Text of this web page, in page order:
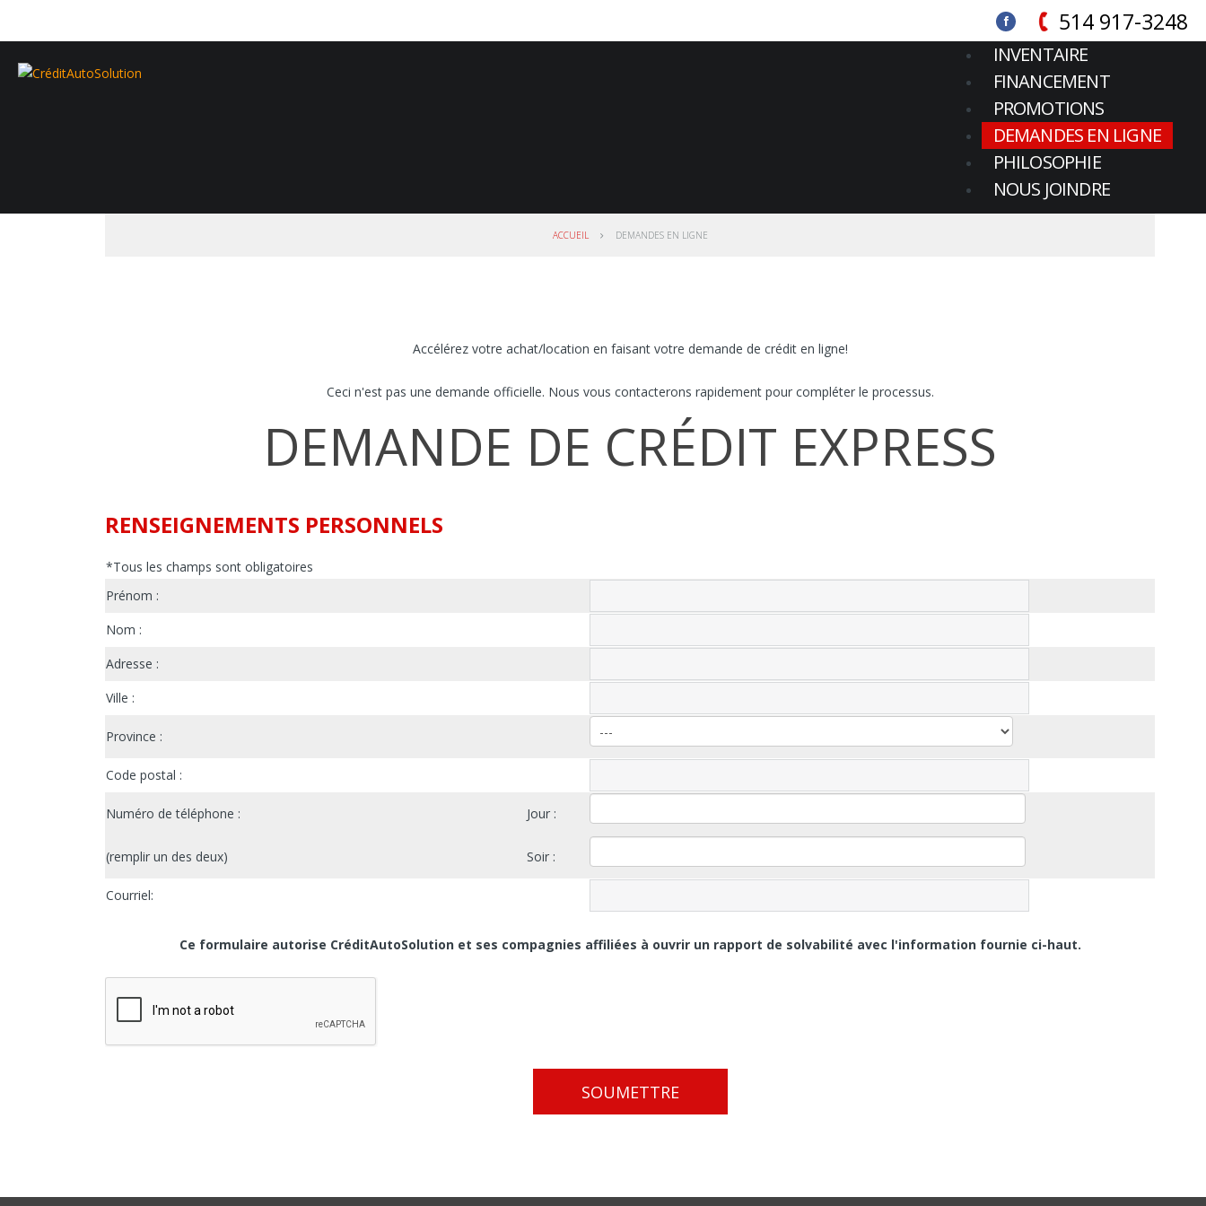
514 917-3248
INVENTAIRE
FINANCEMENT
PROMOTIONS
DEMANDES EN LIGNE
PHILOSOPHIE
NOUS JOINDRE
ACCUEIL DEMANDES EN LIGNE
Accélérez votre achat/location en faisant votre demande de crédit en ligne!
Ceci n'est pas une demande officielle. Nous vous contacterons rapidement pour compléter le processus.
DEMANDE DE CRÉDIT EXPRESS
RENSEIGNEMENTS PERSONNELS
*Tous les champs sont obligatoires
Prénom :
Nom :
Adresse :
Ville :
Province :
Code postal :
Numéro de téléphone : Jour :
(remplir un des deux) Soir :
Courriel:
Ce formulaire autorise CréditAutoSolution et ses compagnies affiliées à ouvrir un rapport de solvabilité avec l'information fournie ci-haut.